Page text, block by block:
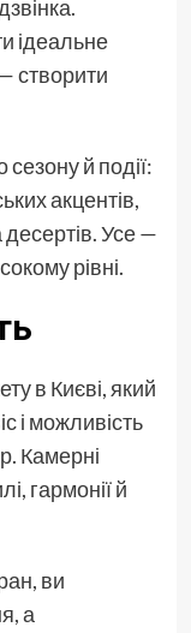
ідеальне
створити
й події:
акцентів,
десертів. Усе —
рівні.
в Києві, який
і можливість
Камерні
гармонії й
ви
а